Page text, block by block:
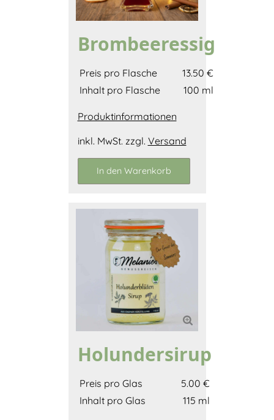
Brombeeressig
Preis pro Flasche
13.50 €
Inhalt pro Flasche
100 ml
Produktinformationen
inkl. MwSt. zzgl. Versand
In den Warenkorb
Holundersirup
Preis pro Glas
5.00 €
Inhalt pro Glas
115 ml